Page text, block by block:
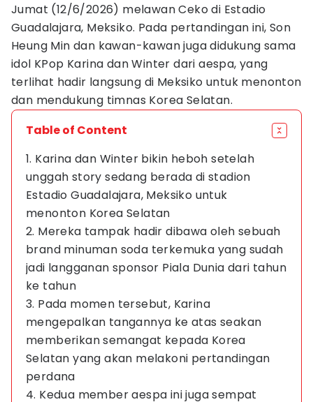
Jumat (12/6/2026) melawan Ceko di Estadio
Guadalajara, Meksiko. Pada pertandingan ini, Son
Heung Min dan kawan-kawan juga didukung sama
idol KPop Karina dan Winter dari aespa, yang
terlihat hadir langsung di Meksiko untuk menonton
dan mendukung timnas Korea Selatan.
Table of Content
1. Karina dan Winter bikin heboh setelah
unggah story sedang berada di stadion
Estadio Guadalajara, Meksiko untuk
menonton Korea Selatan
2. Mereka tampak hadir dibawa oleh sebuah
brand minuman soda terkemuka yang sudah
jadi langganan sponsor Piala Dunia dari tahun
ke tahun
3. Pada momen tersebut, Karina
mengepalkan tangannya ke atas seakan
memberikan semangat kepada Korea
Selatan yang akan melakoni pertandingan
perdana
4. Kedua member aespa ini juga sempat